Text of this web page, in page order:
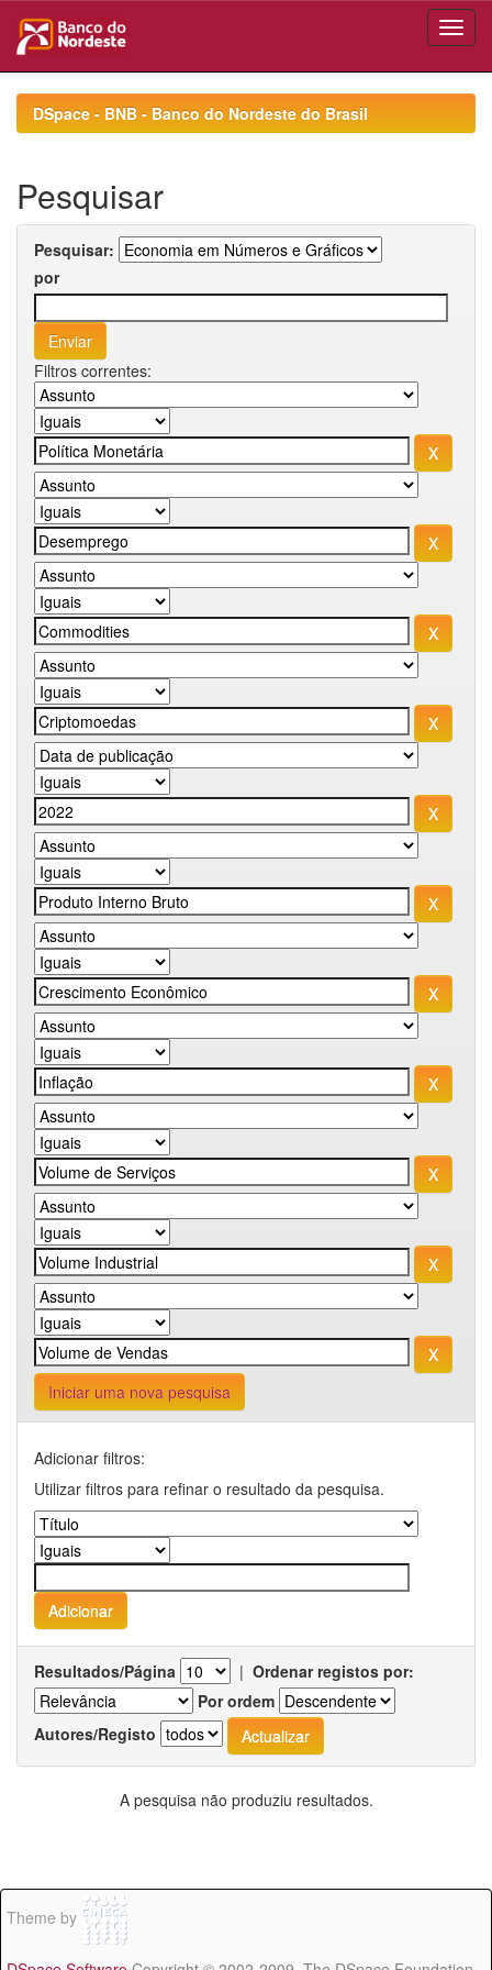
navigationDSpace - BNB - Banco do Nordeste do Brasil
Pesquisar
Pesquisar:
por
Filtros correntes:
Iniciar uma nova pesquisa
Adicionar filtros:
Utilizar filtros para refinar o resultado da pesquisa.
Resultados/Página | Ordenar registos por:
Por ordem
Autores/Registo
A pesquisa não produziu resultados.
Theme by